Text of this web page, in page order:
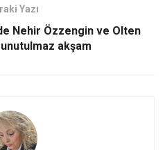
Yazı
Nehir Özzengin ve Olten
akşam